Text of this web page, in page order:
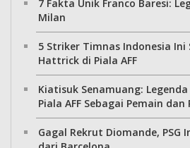
7 Fakta Unik Franco Baresi:
Milan
5 Striker Timnas Indonesia Ini
Hattrick di Piala AFF
Kiatisuk Senamuang:
Piala AFF Sebagai Pemain dan
Gagal Rekrut Diomande, PSG